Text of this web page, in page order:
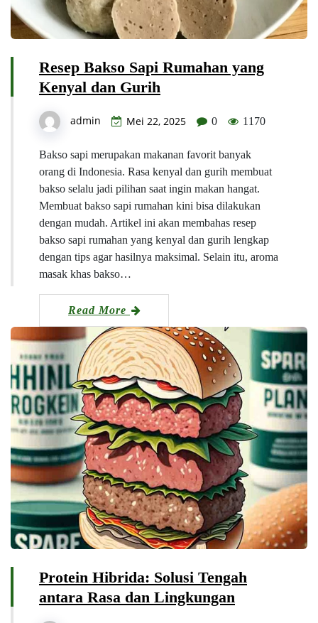
Resep Bakso Sapi Rumahan yang
Kenyal dan Gurih
admin Mei 22, 2025 0 1170
Bakso sapi merupakan makanan favorit banyak
orang di Indonesia. Rasa kenyal dan gurih membuat
bakso selalu jadi pilihan saat ingin makan hangat.
Membuat bakso sapi rumahan kini bisa dilakukan
dengan mudah. Artikel ini akan membahas resep
bakso sapi rumahan yang kenyal dan gurih lengkap
dengan tips agar hasilnya maksimal. Selain itu, aroma
masak khas bakso…
Read More
Protein Hibrida: Solusi Tengah
antara Rasa dan Lingkungan